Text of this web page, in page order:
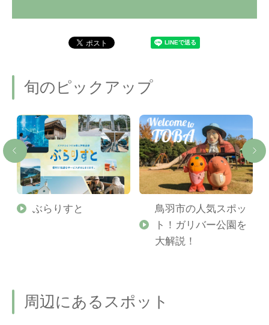
旬のピックアップ
ぶらりすと
鳥羽市の人気スポッ
ト！ガリバー公園を
大解説！
周辺にあるスポット